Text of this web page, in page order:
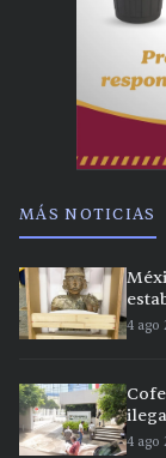
MÁS NOTICIAS
4 ago
4 ago